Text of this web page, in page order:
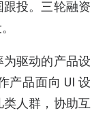
投。三轮融资
驱动的产品设
产品面向 UI 设
人群，协助互